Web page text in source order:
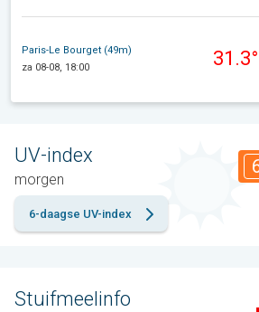
Paris-Le Bourget (49m)
za 08-08, 18:00
31.3°
UV-index
morgen
6-daagse UV-index
Stuifmeelinfo